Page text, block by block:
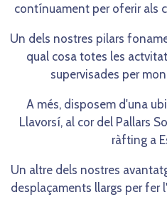
contínuament per oferir als
Un dels nostres pilars
qual cosa totes les
supervisades per
A més, disposem d'una
Llavorsí, al cor del Pallars
ràfting a
Un altre dels nostres
desplaçaments llargs per fer